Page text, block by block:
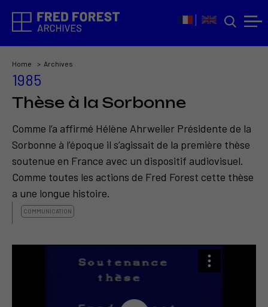
Home Archives
1985
Thèse à la Sorbonne
Comme l’a affirmé Hélène Ahrweiler Présidente de la
Sorbonne à l’époque il s’agissait de la première thèse
soutenue en France avec un dispositif audiovisuel.
Comme toutes les actions de Fred Forest cette thèse
a une longue histoire.
COMMUNICATION